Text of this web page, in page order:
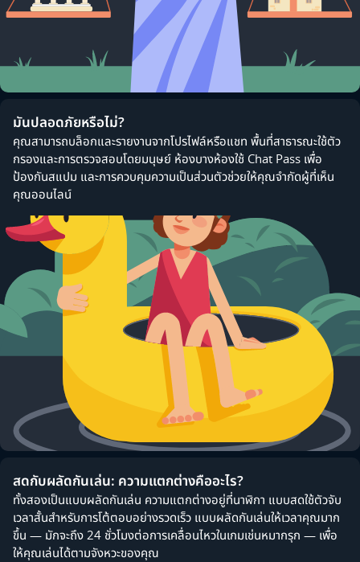
มันปลอดภัยหรือไม่?
คุณสามารถบล็อกและรายงานจากโปรไฟล์หรือแชท พื้นที่สาธารณะใช้ตัว
กรองและการตรวจสอบโดยมนุษย์ ห้องบางห้องใช้ Chat Pass เพื่อ
ป้องกันสแปม และการควบคุมความเป็นส่วนตัวช่วยให้คุณจำกัดผู้ที่เห็น
คุณออนไลน์
สดกับผลัดกันเล่น: ความแตกต่างคืออะไร?
ทั้งสองเป็นแบบผลัดกันเล่น ความแตกต่างอยู่ที่นาฬิกา แบบสดใช้ตัวจับ
เวลาสั้นสำหรับการโต้ตอบอย่างรวดเร็ว แบบผลัดกันเล่นให้เวลาคุณมาก
ขึ้น — มักจะถึง 24 ชั่วโมงต่อการเคลื่อนไหวในเกมเช่นหมากรุก — เพื่อ
ให้คุณเล่นได้ตามจังหวะของคุณ